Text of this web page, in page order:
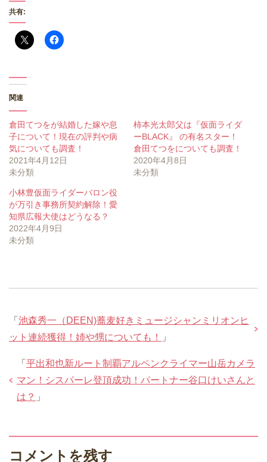
共有:
関連
倉田てつをが結婚した嫁や息
子について！現在の評判や病
気についても調査！
2021年4月12日
未分類
柿本光太郎父は『仮面ライダ
ーBLACK』 の有名スター！
倉田てつをについても調査！
2020年4月8日
未分類
小林豊仮面ライダーバロン役
が万引き事務所契約解除！愛
知県広報大使はどうなる？
2022年4月9日
未分類
「 池森秀一（DEEN)蕎麦好きミュージシャンミリオンヒ
ット連続獲得！姉や甥についても！
」
「 平出和也新ルート制覇アルペンクライマー山岳カメラ
マン！シスパーレ登頂成功！パートナー谷口けいさんと
は？ 」
コメントを残す